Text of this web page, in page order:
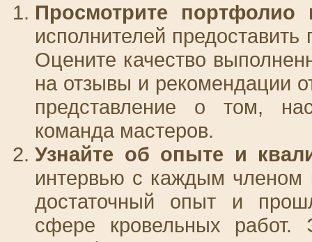
Просмотрите
исполнителей
Оцените качество
на отзывы и рекомендации
представление о том,
команда мастеров.
Узнайте об опыте и
интервью с каждым членом
достаточный опыт и
сфере кровельных работ.